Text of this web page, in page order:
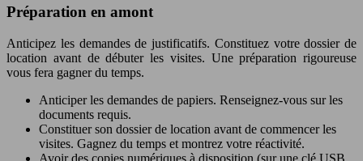
Préparation en amont
Anticipez les demandes de justificatifs. Constituez votre dossier de
location avant de débuter les visites. Une préparation rigoureuse
vous fera gagner du temps.
Anticiper les demandes de papiers. Renseignez-vous sur les
documents requis.
Constituer son dossier de location avant de commencer les
visites. Gagnez du temps et montrez votre réactivité.
Avoir des copies numériques à disposition (sur une clé USB